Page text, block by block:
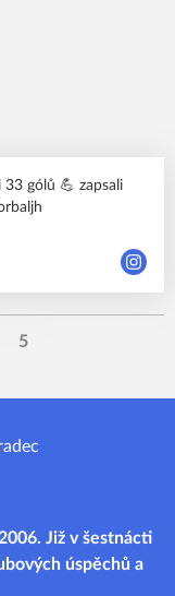
33 gólů 💪 zapsali
5
Již v šestnácti
úspěchů a